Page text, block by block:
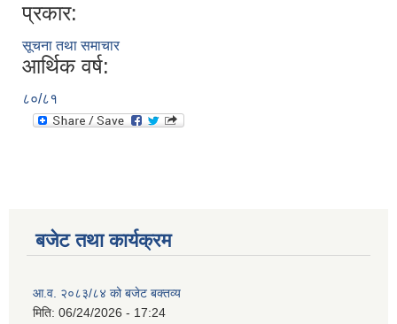
प्रकार:
सूचना तथा समाचार
आर्थिक वर्ष:
८०/८१
बजेट तथा कार्यक्रम
आ.व. २०८३/८४ को बजेट बक्तव्य
मिति: 06/24/2026 - 17:24